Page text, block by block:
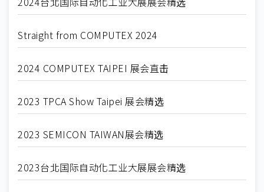
Straight from COMPUTEX 2024
2024 COMPUTEX TAIPEI 展会直击
2023 TPCA Show Taipei 展会精选
2023 SEMICON TAIWAN展会精选
2023台北国际自动化工业大展展会精选